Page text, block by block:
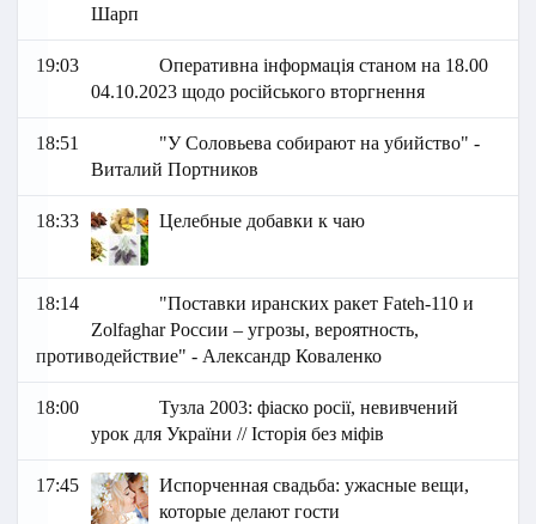
Шарп
19:03
Оперативна інформація станом на 18.00
04.10.2023 щодо російського вторгнення
18:51
"У Соловьева собирают на убийство" -
Виталий Портников
18:33 Целебные добавки к чаю
18:14
"Поставки иранских ракет Fateh-110 и
Zolfaghar России – угрозы, вероятность,
противодействие" - Александр Коваленко
18:00
Тузла 2003: фіаско росії, невивчений
урок для України // Історія без міфів
17:45
Испорченная свадьба: ужасные вещи,
которые делают гости